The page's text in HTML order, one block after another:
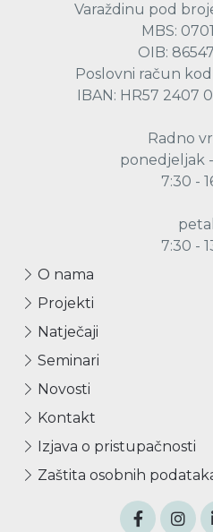
Varaždinu pod
MBS:
OIB:
Poslovni račun
IBAN: HR57 2407
Radno
ponedjeljak
7:30 -
7:30 -
O nama
Projekti
Natječaji
Seminari
Novosti
Kontakt
Izjava o pristupačnosti
Zaštita osobnih